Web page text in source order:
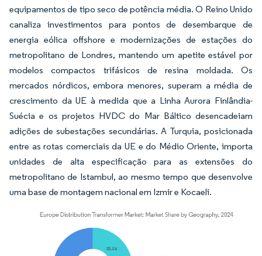
equipamentos de tipo seco de potência média. O Reino Unido
canaliza investimentos para pontos de desembarque de
energia eólica offshore e modernizações de estações do
metropolitano de Londres, mantendo um apetite estável por
modelos compactos trifásicos de resina moldada. Os
mercados nórdicos, embora menores, superam a média de
crescimento da UE à medida que a Linha Aurora Finlândia-
Suécia e os projetos HVDC do Mar Báltico desencadeiam
adições de subestações secundárias. A Turquia, posicionada
entre as rotas comerciais da UE e do Médio Oriente, importa
unidades de alta especificação para as extensões do
metropolitano de Istambul, ao mesmo tempo que desenvolve
uma base de montagem nacional em Izmir e Kocaeli.